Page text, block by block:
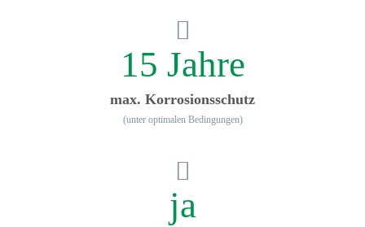
15 Jahre
max. Korrosionsschutz
(unter optimalen Bedingungen)
ja